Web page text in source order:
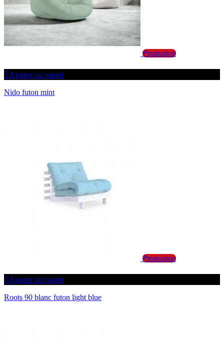
Promotion
Ajouter au panier
Nido futon mint
Promotion
Ajouter au panier
Roots 90 blanc futon light blue